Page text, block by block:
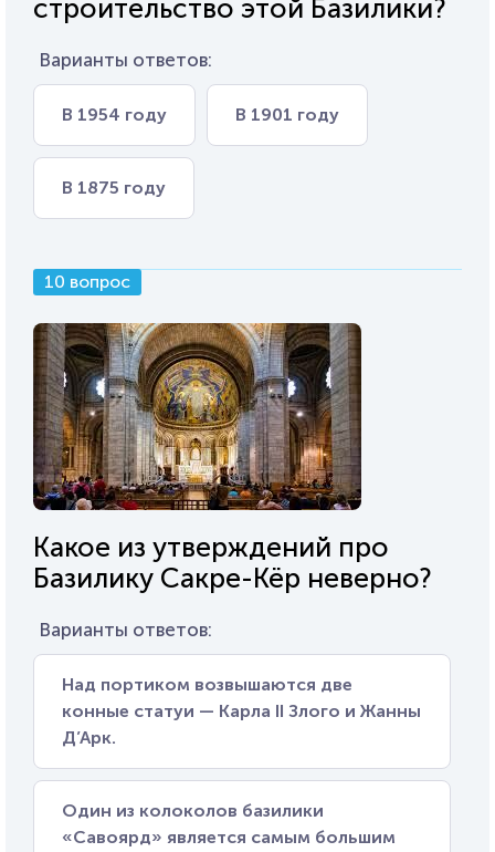
строительство этой Базилики?
Варианты ответов:
В 1954 году В 1901 году
В 1875 году
10 вопрос
Какое из утверждений про
Базилику Сакре-Кёр неверно?
Варианты ответов:
Над портиком возвышаются две
конные статуи — Карла II Злого и Жанны
Д’Арк.
Один из колоколов базилики
«Савоярд» является самым большим